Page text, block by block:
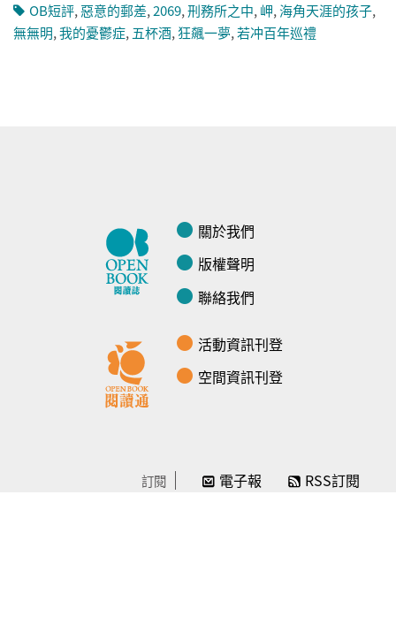
OB短評,惡意的郵差,2069,刑務所之中,岬,海角天涯的孩子,
無無明,我的憂鬱症,五杯酒,狂飆一夢,若冲百年巡禮
關於我們
版權聲明
聯絡我們
活動資訊刊登
空間資訊刊登
訂閱 電子報 RSS訂閱